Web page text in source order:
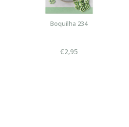
Boquilha 234
€2,95